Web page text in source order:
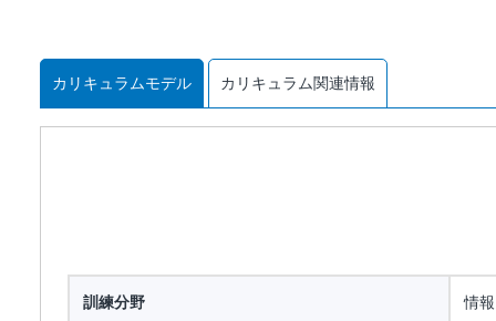
カリキュラムモデル カリキュラム関連情報
訓練分野 情